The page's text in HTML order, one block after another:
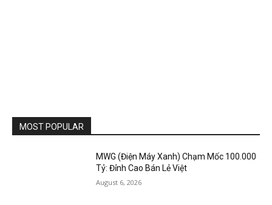
MOST POPULAR
MWG (Điện Máy Xanh) Chạm Mốc 100.000
Tỷ: Đỉnh Cao Bán Lẻ Việt
August 6, 2026